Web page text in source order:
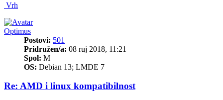
Vrh
Optimus
Postovi: 501
Pridružen/a: 08 ruj 2018, 11:21
Spol: M
OS: Debian 13; LMDE 7
Re: AMD i linux kompatibilnost